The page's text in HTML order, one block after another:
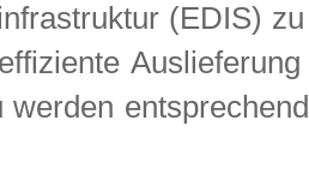
(EDIS)
werden